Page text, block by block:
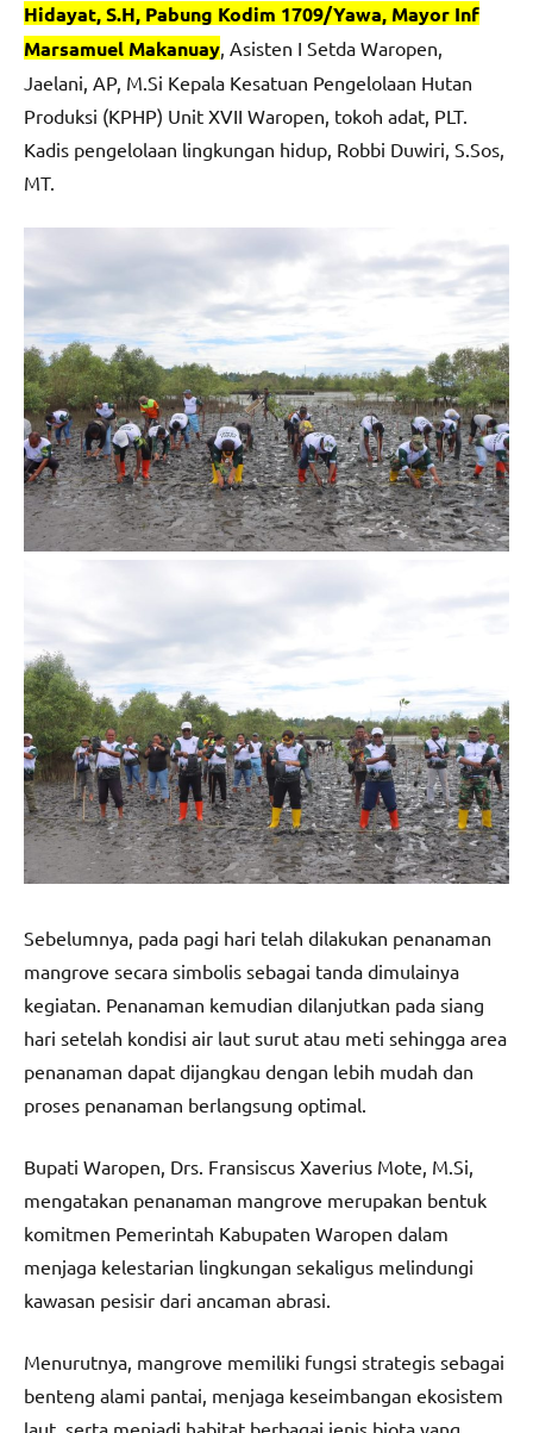
Hidayat, S.H, Pabung Kodim 1709/Yawa, Mayor Inf
Marsamuel Makanuay, Asisten I Setda Waropen,
Jaelani, AP, M.Si Kepala Kesatuan Pengelolaan Hutan
Produksi (KPHP) Unit XVII Waropen, tokoh adat, PLT.
Kadis pengelolaan lingkungan hidup, Robbi Duwiri, S.Sos,
MT.
Sebelumnya, pada pagi hari telah dilakukan penanaman
mangrove secara simbolis sebagai tanda dimulainya
kegiatan. Penanaman kemudian dilanjutkan pada siang
hari setelah kondisi air laut surut atau meti sehingga area
penanaman dapat dijangkau dengan lebih mudah dan
proses penanaman berlangsung optimal.
Bupati Waropen, Drs. Fransiscus Xaverius Mote, M.Si,
mengatakan penanaman mangrove merupakan bentuk
komitmen Pemerintah Kabupaten Waropen dalam
menjaga kelestarian lingkungan sekaligus melindungi
kawasan pesisir dari ancaman abrasi.
Menurutnya, mangrove memiliki fungsi strategis sebagai
benteng alami pantai, menjaga keseimbangan ekosistem